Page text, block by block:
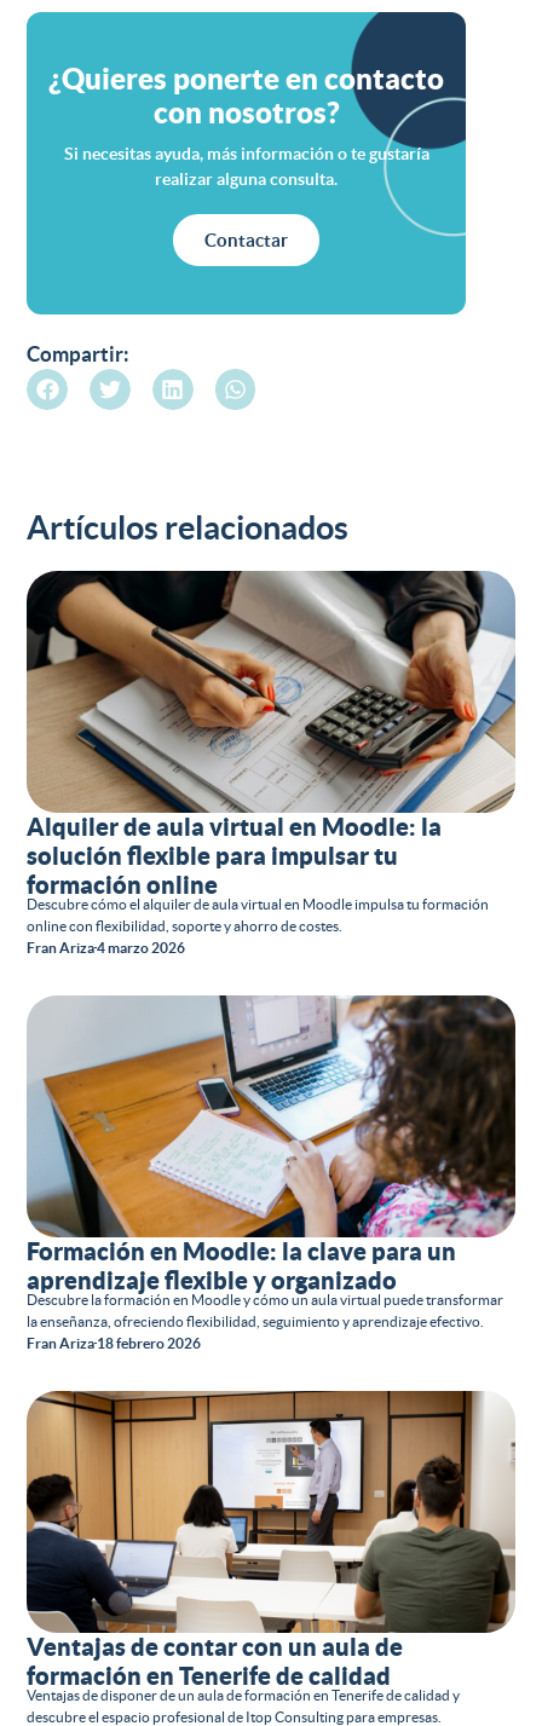
Compartir:
¿Quieres ponerte en contacto
con nosotros?
Si necesitas ayuda, más información o te gustaría
realizar alguna consulta.
Contactar
Artículos relacionados
Alquiler de aula virtual en Moodle: la
solución flexible para impulsar tu
formación online
Descubre cómo el alquiler de aula virtual en Moodle impulsa tu formación
online con flexibilidad, soporte y ahorro de costes.
Fran Ariza4 marzo 2026
Formación en Moodle: la clave para un
aprendizaje flexible y organizado
Descubre la formación en Moodle y cómo un aula virtual puede transformar
la enseñanza, ofreciendo flexibilidad, seguimiento y aprendizaje efectivo.
Fran Ariza 18 febrero 2026
Ventajas de contar con un aula de
formación en Tenerife de calidad
Ventajas de disponer de un aula de formación en Tenerife de calidad y
descubre el espacio profesional de Itop Consulting para empresas.